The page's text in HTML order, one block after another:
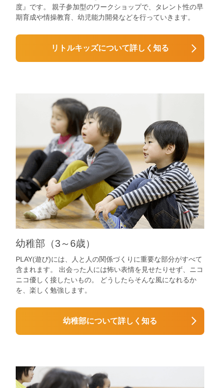
度』です。 親子参加型のワークショップで、タレント性の早
期育成や情操教育、幼児能力開発などを行っていきます。
リトルキッズについて詳しく知る
幼稚部（3～6歳）
PLAY(遊び)には、人と人の関係づくりに重要な部分がすべて
含まれます。 出会った人には怖い表情を見せたりせず、ニコ
ニコ優しく接したいもの。 どうしたらそんな風になれるか
を、楽しく勉強します。
幼稚部について詳しく知る